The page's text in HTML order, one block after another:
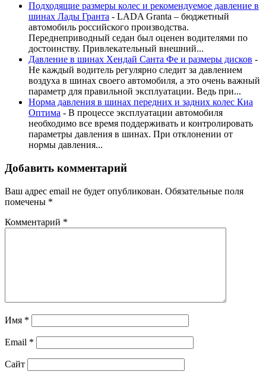
Подходящие размеры колес и рекомендуемое давление в
шинах Лады Гранта - LADA Granta – бюджетный
автомобиль российского производства.
Переднеприводный седан был оценен водителями по
достоинству. Привлекательный внешний...
Давление в шинах Хендай Санта Фе и размеры дисков -
Не каждый водитель регулярно следит за давлением
воздуха в шинах своего автомобиля, а это очень важный
параметр для правильной эксплуатации. Ведь при...
Норма давления в шинах передних и задних колес Киа
Оптима - В процессе эксплуатации автомобиля
необходимо все время поддерживать и контролировать
параметры давления в шинах. При отклонении от
нормы давления...
Добавить комментарий
Ваш адрес email не будет опубликован. Обязательные поля
помечены *
Комментарий *
Имя *
Email *
Сайт